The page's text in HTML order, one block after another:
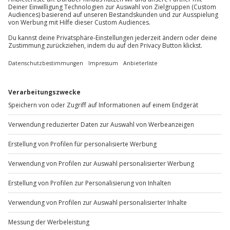
Du möchtest als Firma bestellen?
Sichere Dir attraktive Firmenkunden Vorteile.
+49 89 / 60 60 89 700
b2b@jochen-schweizer.de
www.b2b.jochen-schweizer.de/
Artikelnummer:58622
Andere Produkte entdecken